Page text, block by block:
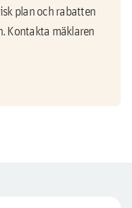
plan och rabatten
Kontakta mäklaren